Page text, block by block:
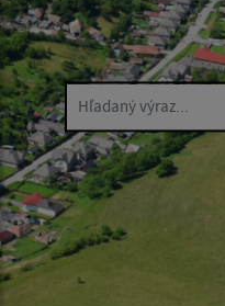
Hľadaný výraz...